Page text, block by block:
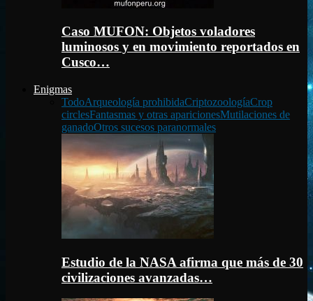
Caso MUFON: Objetos voladores
luminosos y en movimiento reportados en
Cusco…
Enigmas
TodoArqueología prohibidaCriptozoologíaCrop
circlesFantasmas y otras aparicionesMutilaciones de
ganadoOtros sucesos paranormales
Estudio de la NASA afirma que más de 30
civilizaciones avanzadas…